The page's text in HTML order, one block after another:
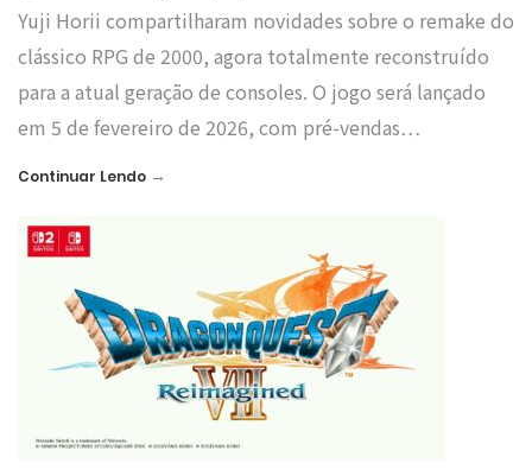
Yuji Horii compartilharam novidades sobre o remake do
clássico RPG de 2000, agora totalmente reconstruído
para a atual geração de consoles. O jogo será lançado
em 5 de fevereiro de 2026, com pré-vendas…
Continuar Lendo →